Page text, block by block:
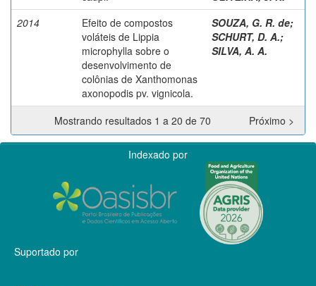
2014
Efeito de compostos
voláteis de Lippia
microphylla sobre o
desenvolvimento de
colônias de Xanthomonas
axonopodis pv. vignicola.
SOUZA, G. R. de;
SCHURT, D. A.;
SILVA, A. A.
Mostrando resultados 1 a 20 de 70 Próximo >
Indexado por
Suportado por